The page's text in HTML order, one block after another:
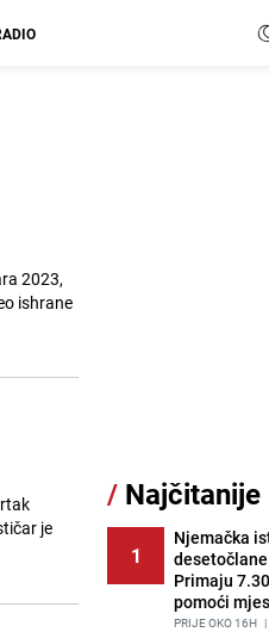
2023,
ishrane
je
/ Najčitanije
1
Njemačka
Primaju
pomoći
PRIJE OKO 16H |